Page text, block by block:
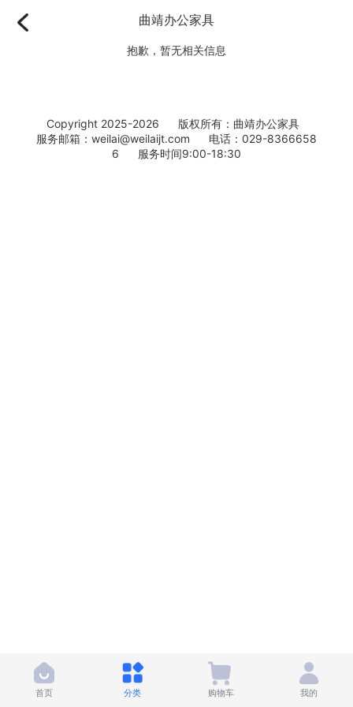
曲靖办公家具
抱歉，暂无相关信息
Copyright 2025-2026 版权所有：曲靖办公家具
服务邮箱：weilai@weilaijt.com 电话：029-8366658
6 服务时间9:00-18:30
首页 分类 购物车 我的